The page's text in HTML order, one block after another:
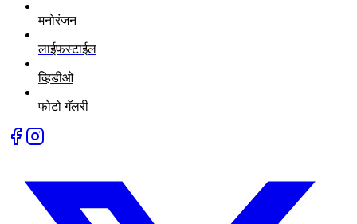
मनोरंजन
लाईफस्टाईल
व्हिडीओ
फोटो गॅलरी